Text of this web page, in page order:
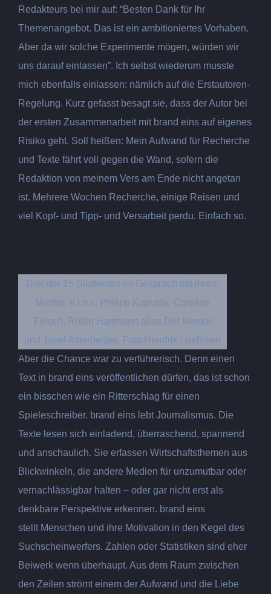
Redakteurs bei mir auf: “Besten Dank für Ihr
Themenangebot. Das ist ein ambitioniertes Vorhaben.
Aber da wir solche Experimente mögen, würden wir
uns darauf einlassen”. Ich selbst wiederum musste
mich ebenfalls einlassen: nämlich auf die Erstautoren-
Regelung. Kurz gefasst besagt sie, dass der Autor bei
der ersten Zusammenarbeit mit brand eins auf eigenes
Risiko geht. Soll heißen: Mein Aufwand für Recherche
und Texte fährt voll gegen die Wand, sofern die
Redaktion von meinem Vers am Ende nicht angetan
ist. Mehrere Wochen Recherche, einige Reisen und
viel Kopf- und Tipp- und Versarbeit perdu. Einfach so.
Drei der 15 Studenten im Gespräch mit ihrem
Mentor. V.l.n.r.: Philipp Kapusta, Caroline
Flesch, Robin Hartmann alias Der Mentor
und Josef Attenberger. Foto:Hendrik Luehrsen
Aber die Chance war zu verführerisch. Denn einen
Text in brand eins veröffentlichen dürfen, das ist schon
ein bisschen wie ein Ritterschlag für einen
Spieleschreiber. brand eins lebt Journalismus. Die
Texte lesen sich einladend, überraschend, spannend
und anschaulich. Sie erfassen Wirtschaftsthemen aus
Blickwinkeln, die andere Medien für unzumutbar oder
vernachlässigbar halten – oder gar nicht erst als
denkbare Perspektive erkennen. brand eins
stellt Menschen und ihre Motivation in den Kegel des
Suchscheinwerfers. Zahlen oder Statistiken sind eher
Beiwerk wenn überhaupt. Aus dem Raum zwischen
den Zeilen strömt einem der Aufwand und die Liebe